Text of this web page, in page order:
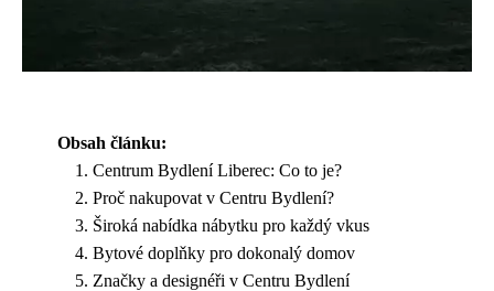
Obsah článku:
Centrum Bydlení Liberec: Co to je?
Proč nakupovat v Centru Bydlení?
Široká nabídka nábytku pro každý vkus
Bytové doplňky pro dokonalý domov
Značky a designéři v Centru Bydlení